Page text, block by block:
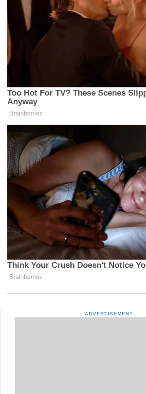
ADVERTISEMENT